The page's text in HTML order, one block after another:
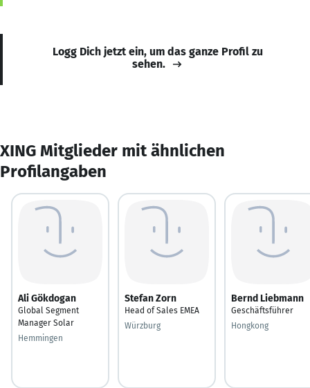
Logg Dich jetzt ein, um das ganze Profil zu
sehen.
XING Mitglieder mit ähnlichen
Profilangaben
Ali Gökdogan
Global Segment
Manager Solar
Hemmingen
Stefan Zorn
Head of Sales EMEA
Würzburg
Bernd Liebmann
Geschäftsführer
Hongkong